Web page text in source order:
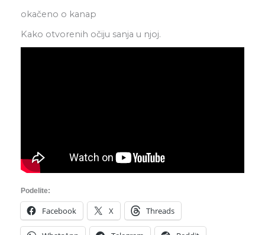
okačeno o kanap
Kako otvorenih očiju sanja u njoj.
Podelite:
Facebook X Threads